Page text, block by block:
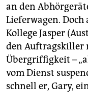
an den
Lieferwagen.
Kollege Jasper
den Auftragskiller
Übergriffigkeit –
vom Dienst
schnell er, Gary,